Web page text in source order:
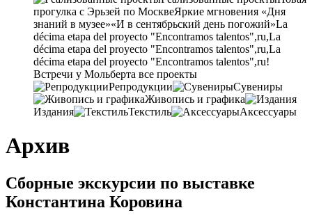
прогулка с Эрьзей по МосквеЯркие мгновения «Дня
знаний в музее»«И в сентябрьский день погожий»La
décima etapa del proyecto "Encontramos talentos",ru,La
décima etapa del proyecto "Encontramos talentos",ru,La
décima etapa del proyecto "Encontramos talentos",ru!
Встречи у Мольберта все проекты
Репродукции
Сувениры
Живопись и графика
Издания
Текстиль Аксессуары
Архив
Сборные экскурсии по выставке
Константина Коровина